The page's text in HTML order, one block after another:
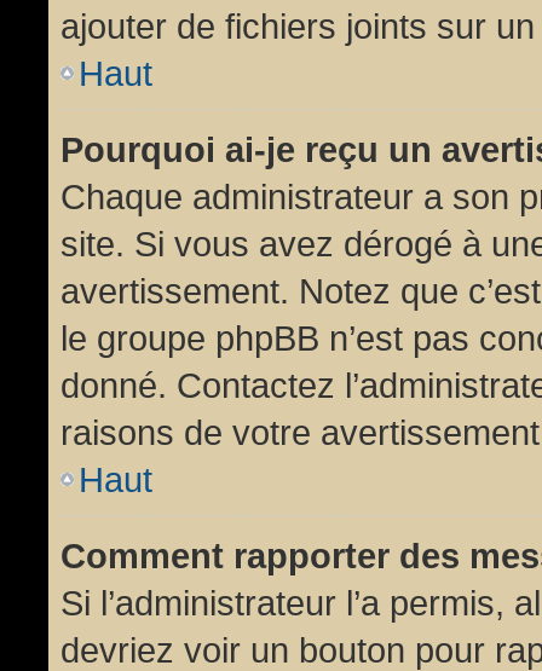
ajouter de fichiers joints sur
Haut
Pourquoi ai-je reçu un
Chaque administrateur a son
site. Si vous avez dérogé à
avertissement. Notez que
le groupe phpBB n’est pas
donné. Contactez
raisons de votre
Haut
Comment rapporter des
Si l’administrateur l’a permis,
devriez voir un bouton pour